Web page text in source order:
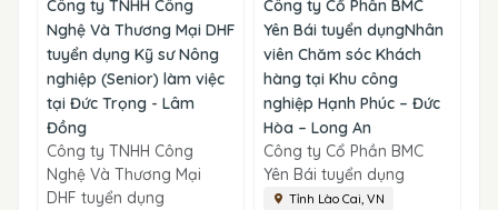
Công ty TNHH Công
Nghệ Và Thương Mại DHF
tuyển dụng Kỹ sư Nông
nghiệp (Senior) làm việc
tại Đức Trọng - Lâm
Đồng
Công ty TNHH Công
Nghệ Và Thương Mại
DHF tuyển dụng
Công ty Cổ Phần BMC
Yên Bái tuyển dụngNhân
viên Chăm sóc Khách
hàng tại Khu công
nghiệp Hạnh Phúc – Đức
Hòa – Long An
Công ty Cổ Phần BMC
Yên Bái tuyển dụng
Tỉnh Lào Cai, VN